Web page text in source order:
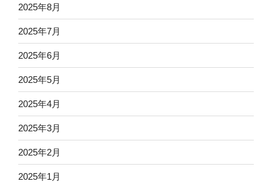
2025年8月
2025年7月
2025年6月
2025年5月
2025年4月
2025年3月
2025年2月
2025年1月